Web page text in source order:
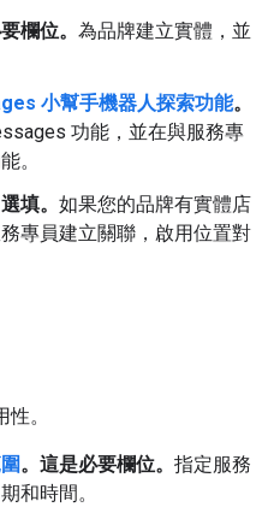
欄位。 為品牌建立實體，並
小幫手機器人探索功能。
功能，並在與服務專
。
填。 如果您的品牌有實體店
專員建立關聯，啟用位置對
。
。這是必要欄位。 指定服務
和時間。